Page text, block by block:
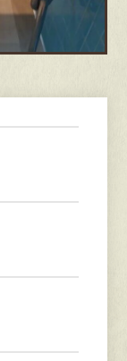
します!!